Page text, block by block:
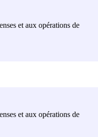
et aux opérations de
et aux opérations de